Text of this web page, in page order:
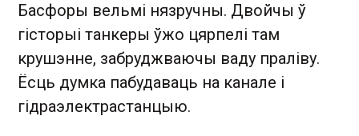
Басфоры вельмі нязручны. Двойчы ў
гісторыі танкеры ўжо цярпелі там
крушэнне, забруджваючы ваду праліву.
Ёсць думка пабудаваць на канале і
гідраэлектрастанцыю.